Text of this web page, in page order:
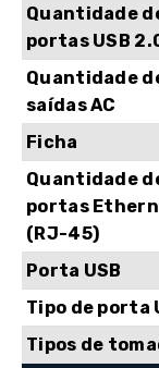
Quantidade
portas USB
Quantidade
saídas AC
Ficha
Quantidade
portas
(RJ-45)
Porta USB
Tipo de porta
Tipos de